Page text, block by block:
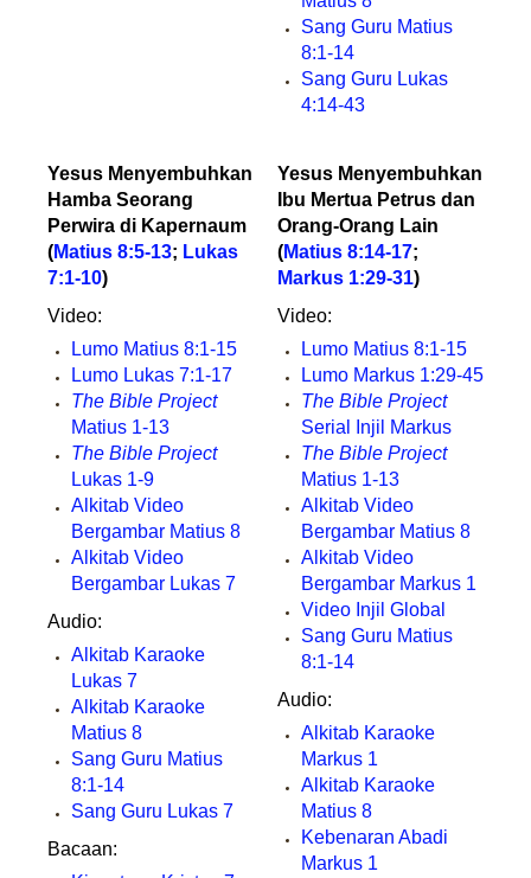
Sang Guru Matius
8:1-14
Sang Guru Lukas
4:14-43
Yesus Menyembuhkan
Hamba Seorang
Perwira di Kapernaum
(Matius 8:5-13; Lukas
7:1-10)
Video:
Lumo Matius 8:1-15
Lumo Lukas 7:1-17
The Bible Project
Matius 1-13
The Bible Project
Lukas 1-9
Alkitab Video
Bergambar Matius 8
Alkitab Video
Bergambar Lukas 7
Audio:
Alkitab Karaoke
Lukas 7
Alkitab Karaoke
Matius 8
Sang Guru Matius
8:1-14
Sang Guru Lukas 7
Bacaan:
Yesus Menyembuhkan
Ibu Mertua Petrus dan
Orang-Orang Lain
(Matius 8:14-17;
Markus 1:29-31)
Video:
Lumo Matius 8:1-15
Lumo Markus 1:29-45
The Bible Project
Serial Injil Markus
The Bible Project
Matius 1-13
Alkitab Video
Bergambar Matius 8
Alkitab Video
Bergambar Markus 1
Video Injil Global
Sang Guru Matius
8:1-14
Audio:
Alkitab Karaoke
Markus 1
Alkitab Karaoke
Matius 8
Kebenaran Abadi
Markus 1